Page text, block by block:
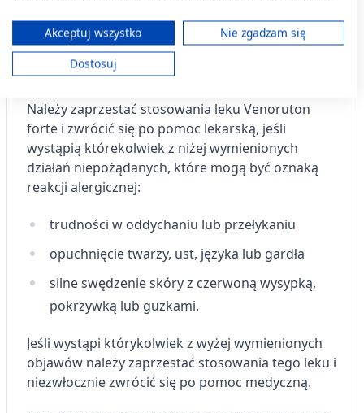
poważne i występować bardzo rzadko (mogą
wystąpić nie częściej niż u 1 na 10 000 osób
stosujących lek).
Należy zaprzestać stosowania leku Venoruton
forte i zwrócić się po pomoc lekarską, jeśli
wystąpią którekolwiek z niżej wymienionych
działań niepożądanych, które mogą być oznaką
reakcji alergicznej:
trudności w oddychaniu lub przełykaniu
opuchnięcie twarzy, ust, języka lub gardła
silne swędzenie skóry z czerwoną wysypką,
pokrzywką lub guzkami.
Jeśli wystąpi którykolwiek z wyżej wymienionych
objawów należy zaprzestać stosowania tego leku i
niezwłocznie zwrócić się po pomoc medyczną.
ograniczonych danych do wyboru treści.
Dane mogą być udostępniane poza Unię Europejską i wysyłane do USA.
Twoja zgoda i polityka cookie dotyczą wyłącznie tej witryny/aplikacji.
Wyświetl listę partnerów (11 dostawców IAB)
Cele przetwarzania IAB:
Przechowywanie informacji na urządzeniu
lub dostęp do nich
Wykorzystywanie ograniczonych danych do
wyboru reklam
Tworzenie profili w celu
spersonalizowanych reklam
Wykorzystanie profili do wyboru
spersonalizowanych reklam
Wykorzystywanie profili w celu doboru
spersonalizowanych treści
Akceptuj wszystko
Nie zgadzam się
Dostosuj